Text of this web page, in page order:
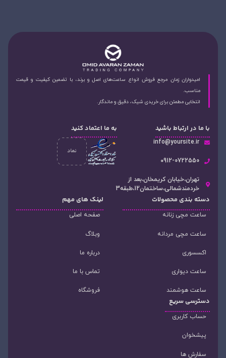
امیدواران زمان مرجع فروش انواع ساعت‌های اصل و برند، با تضمین کیفیت و قیمت
مناسب.
انتخابی مطمئن برای خریدی شیک، دقیق و ماندگار.
با ما در ارتباط باشید
info@yoursite.ir
۰912-0722550
تهران،خیابان کریمخان،بعد از
خردمندشمالی،ساختمان12،طبقه3
به ما اعتماد کنید
دسته‌ بندی محصولات
ساعت مچی زنانه
ساعت مچی مردانه
اکسسوری
ساعت دیواری
ساعت هوشمند
لینک های مهم
صفحه اصلی
وبلاگ
درباره ما
تماس با ما
فروشگاه
دسترسی سریع
حساب کاربری
پیشخوان
سفارش ها